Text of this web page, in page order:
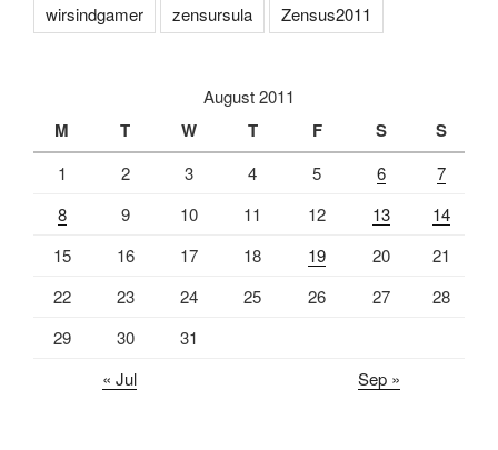
wirsindgamer
zensursula Zensus2011
August 2011
M T W T F S S
1 2 3 4 5 6
7
8
9 10 11 12 13
14
15
16 17 18 19 20
21
22
23 24 25 26 27
28
29
30
31
« Jul
Sep »